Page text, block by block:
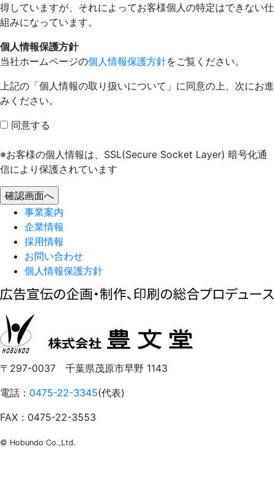
得していますが、それによってお客様個人の特定はできない仕
組みになっています。
個人情報保護方針
当社ホームページの個人情報保護方針をご覧ください。
上記の「個人情報の取り扱いについて」に同意の上、次にお進
みください。
同意する
※お客様の個人情報は、SSL(Secure Socket Layer) 暗号化通
信により保護されています
事業案内
企業情報
採用情報
お問い合わせ
個人情報保護方針
〒297-0037 千葉県茂原市早野 1143
電話： 0475-22-3345(代表)
FAX：0475-22-3553
© Hobundo Co.,Ltd.